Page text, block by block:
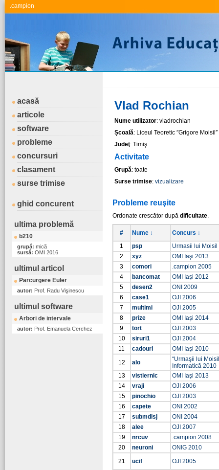
.campion
acasă
articole
software
probleme
concursuri
clasament
surse trimise
ghid concurent
ultima problemă
b210
grupă: mică
sursă: OMI 2016
ultimul articol
Parcurgere Euler
autor: Prof. Radu Vişinescu
ultimul software
Arbori de intervale
autor: Prof. Emanuela Cerchez
Vlad Rochian
Nume utilizator: vladrochian
Școală: Liceul Teoretic ″Grigore
Judeţ: Timiş
Activitate
Grupă: toate
Surse trimise: vizualizare
Probleme reuşite
Ordonate crescător după dificultate.
# Nume ↓
Concurs ↓
1
psp
Urmasii lui Moisil
2
xyz
OMI Iaşi 2013
3
comori
.campion 2005
4
bancomat
OMI Iaşi 2012
5
desen2
ONI 2009
6
case1
OJI 2006
7
multimi
OJI 2005
8
prize
OMI Iaşi 2014
9
tort
OJI 2003
10
siruri1
OJI 2004
11
cadouri
OMI Iaşi 2010
12
alo
“Urmaşii lui
Informatică 2010
13
vistiernic
OMI Iaşi 2013
14
vraji
OJI 2006
15
pinochio
OJI 2003
16
capete
ONI 2002
17
submdisj
ONI 2004
18
alee
OJI 2007
19
nrcuv
.campion 2008
20
neuroni
ONIG 2010
21
ucif
OJI 2005